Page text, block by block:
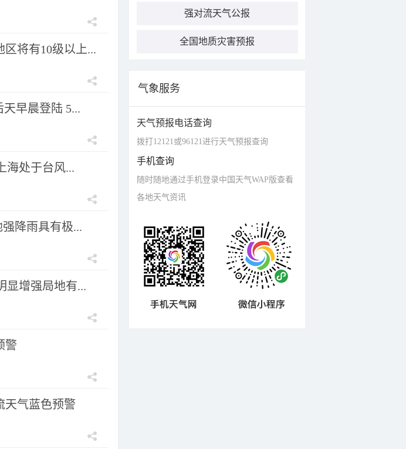
将有10级以上...
早晨登陆 5...
海处于台风...
降雨具有极...
显增强局地有...
警
天气蓝色预警
强对流天气公报
全国地质灾害预报
气象服务
天气预报电话查询
拨打12121或96121进行天气预报查询
手机查询
随时随地通过手机登录中国天气WAP版查看
各地天气资讯